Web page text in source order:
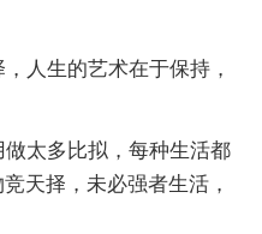
人生的艺术在于保持，
太多比拟，每种生活都
天择，未必强者生活，